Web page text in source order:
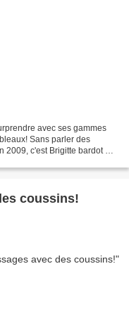
avec ses gammes
Sans parler des
2009, c'est Brigitte bardot en
coussins!